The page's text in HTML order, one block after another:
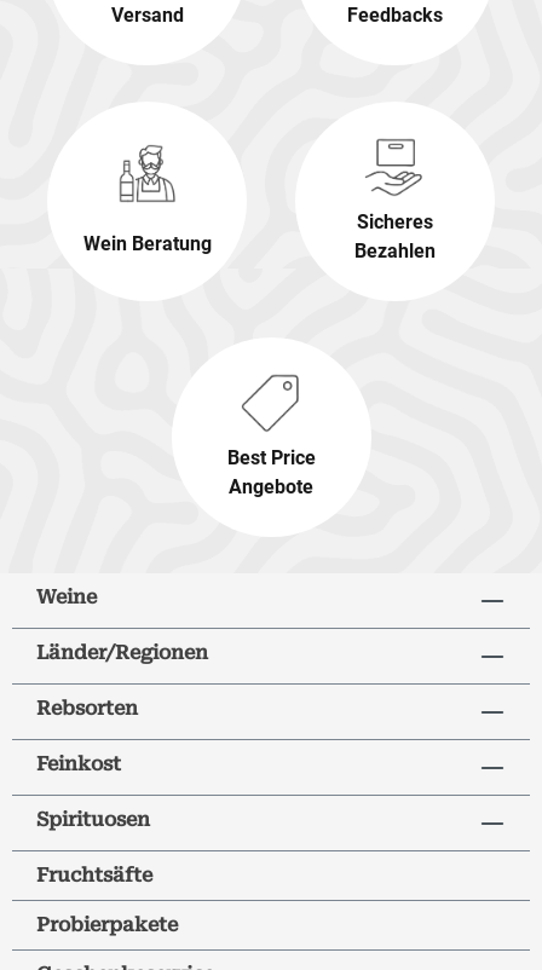
Versand
Feedbacks
Wein Beratung
Sicheres
Bezahlen
Best Price
Angebote
Weine
Länder/Regionen
Rebsorten
Feinkost
Spirituosen
Fruchtsäfte
Probierpakete